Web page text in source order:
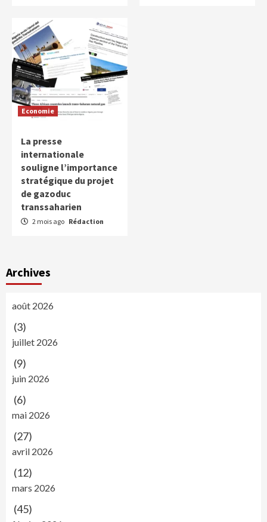
Economie
La presse
internationale
souligne l’importance
stratégique du projet
de gazoduc
transsaharien
2 mois ago Rédaction
Archives
août 2026
(3)
juillet 2026
(9)
juin 2026
(6)
mai 2026
(27)
avril 2026
(12)
mars 2026
(45)